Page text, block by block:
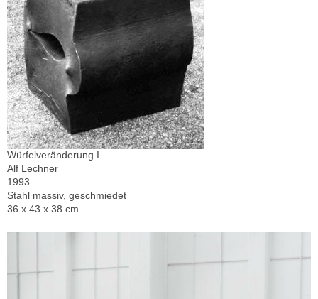
Würfelveränderung I
Alf Lechner
1993
Stahl massiv, geschmiedet
36 x 43 x 38 cm